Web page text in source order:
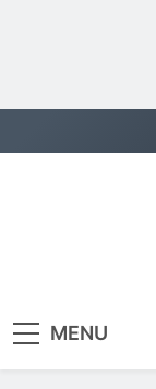
to
MENU